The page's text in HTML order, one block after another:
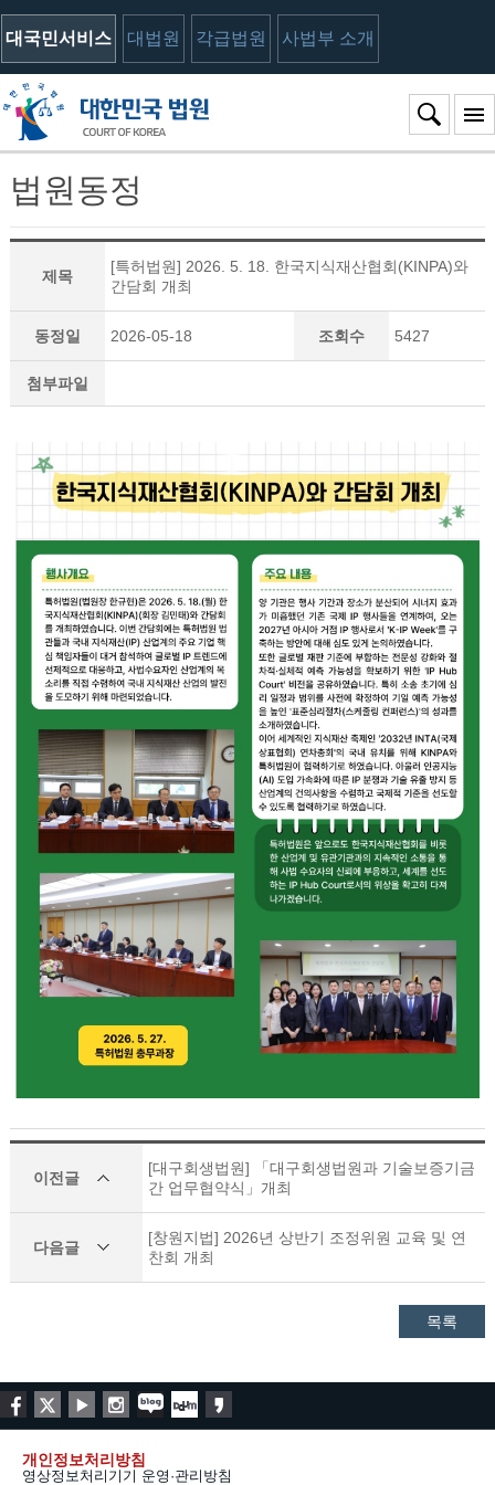
대국민서비스 대법원 각급법원 사법부 소개
법원동정
제목
[특허법원] 2026. 5. 18. 한국지식재산협회(KINPA)와
간담회 개최
동정일 2026-05-18 조회수 5427
첨부파일
이전글
[대구회생법원] 「대구회생법원과 기술보증기금
간 업무협약식」개최
다음글
[창원지법] 2026년 상반기 조정위원 교육 및 연
찬회 개최
목록
개인정보처리방침
영상정보처리기기 운영·관리방침